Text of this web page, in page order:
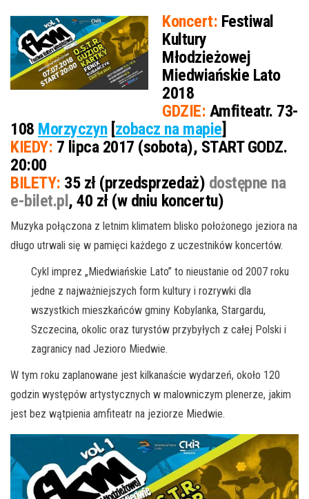
Koncert: Festiwal
Kultury
Młodzieżowej
Miedwiańskie Lato
2018
GDZIE: Amfiteatr. 73-
108 Morzyczyn[zobacz na mapie]
KIEDY: 7 lipca 2017 (sobota), START GODZ.
20:00
BILETY: 35 zł (przedsprzedaż) dostępne na
e-bilet.pl , 40 zł (w dniu koncertu)
Muzyka połączona z letnim klimatem blisko położonego jeziora na
długo utrwali się w pamięci każdego z uczestników koncertów.
Cykl imprez „Miedwiańskie Lato” to nieustanie od 2007 roku
jedne z najważniejszych form kultury i rozrywki dla
wszystkich mieszkańców gminy Kobylanka, Stargardu,
Szczecina, okolic oraz turystów przybyłych z całej Polski i
zagranicy nad Jezioro Miedwie.
W tym roku zaplanowane jest kilkanaście wydarzeń, około 120
godzin występów artystycznych w malowniczym plenerze, jakim
jest bez wątpienia amfiteatr na jeziorze Miedwie.